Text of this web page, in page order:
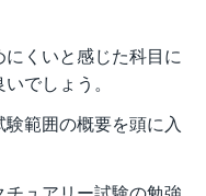
くいと感じた科目に
でしょう。
範囲の概要を頭に入